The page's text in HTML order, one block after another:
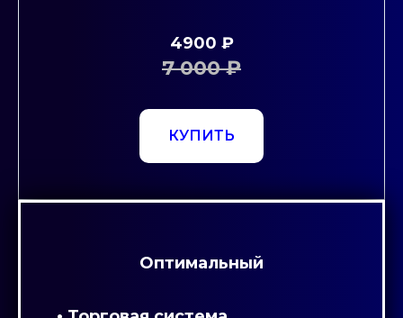
4900 ₽
7 000 ₽
КУПИТЬ
Оптимальный